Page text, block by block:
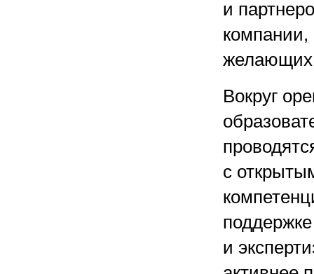
и
компании,
желающих
Вокруг
с
и